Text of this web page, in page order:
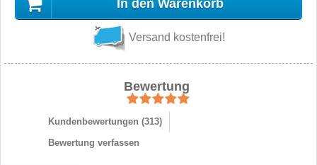
In den Warenkorb
Versand kostenfrei!
Bewertung
Kundenbewertungen (313)
Bewertung verfassen